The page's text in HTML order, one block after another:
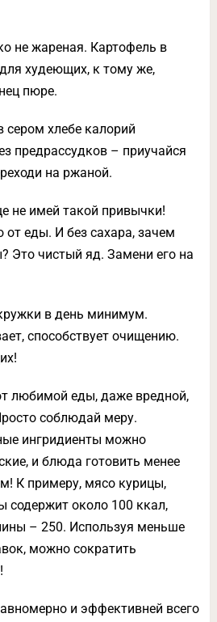
не жареная. Картофель в
худеющих, к тому же,
пюре.
сером хлебе калорий
предрассудков – приучайся
на ржаной.
не имей такой привычки!
от еды. И без сахара, зачем
Это чистый яд. Замени его на
в день минимум.
способствует очищению.
любимой еды, даже вредной,
соблюдай меру.
ингридиенты можно
и блюда готовить менее
К примеру, мясо курицы,
содержит около 100 ккал,
– 250. Используя меньше
можно сократить
и эффективней всего